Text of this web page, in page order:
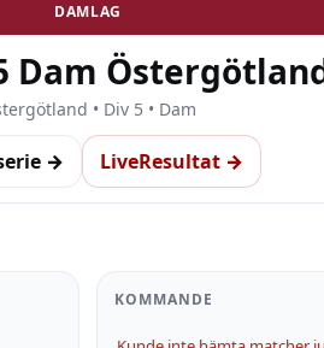
DAMLAG
Dam
• Div 5 • Dam
→ LiveResultat →
KOMMANDE